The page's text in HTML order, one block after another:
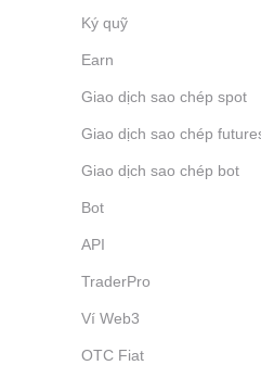
Ký quỹ
‌Earn
Giao dịch sao chép spot
Giao dịch sao chép
Giao dịch sao chép bot
Bot
API
TraderPro
Ví Web3
OTC Fiat